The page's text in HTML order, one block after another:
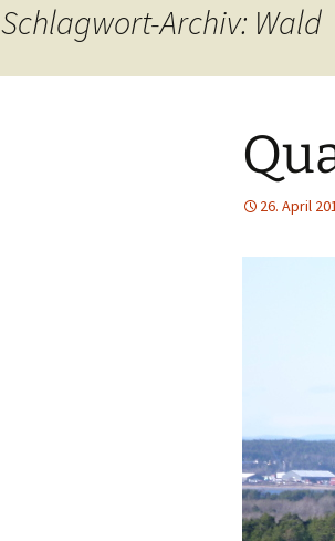
Schlagwort-Archiv: Wald
26. April